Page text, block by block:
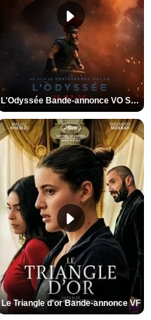
L'Odyssée Bande-annonce VO STFR
Le Triangle d'or Bande-annonce VF